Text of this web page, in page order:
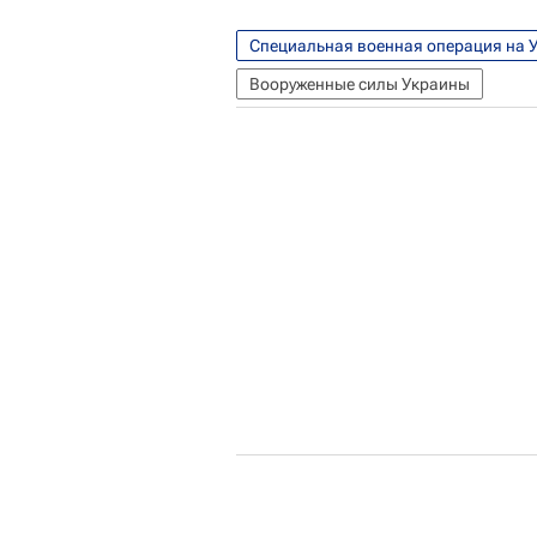
Специальная военная операция на
Вооруженные силы Украины